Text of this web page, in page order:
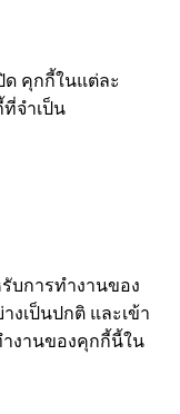
ด คุกกี้ในแต่ละ
จำเป็น
บการทำงานของ
งเป็นปกติ และเข้า
งานของคุกกี้นี้ใน